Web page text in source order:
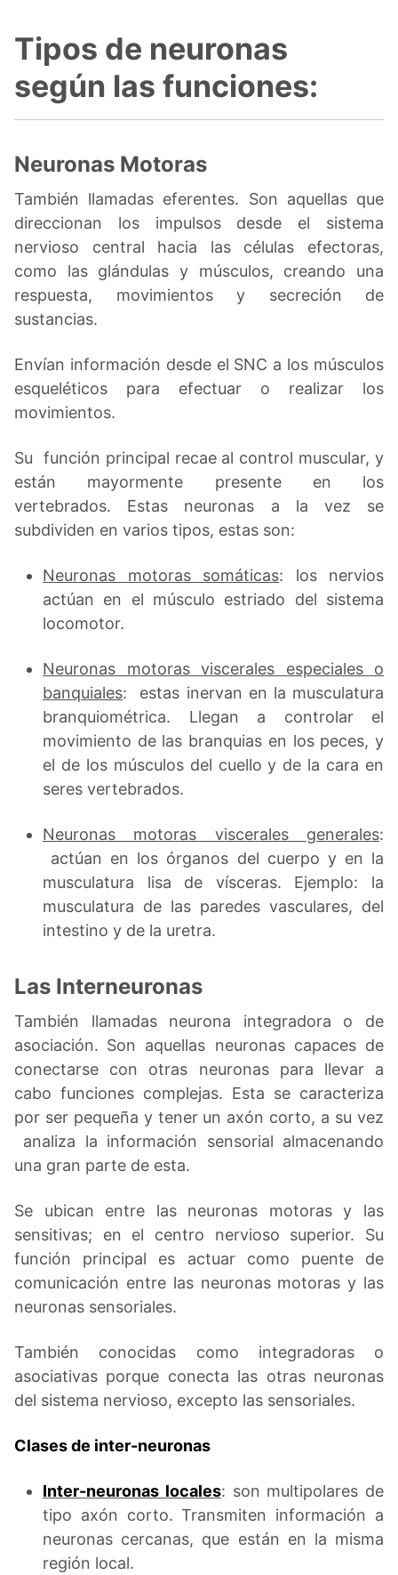
Tipos de neuronas
según las funciones:
Neuronas Motoras
También llamadas eferentes. Son aquellas que
direccionan los impulsos desde el sistema
nervioso central hacia las células efectoras,
como las glándulas y músculos, creando una
respuesta, movimientos y secreción de
sustancias.
Envían información desde el SNC a los músculos
esqueléticos para efectuar o realizar los
movimientos.
Su función principal recae al control muscular, y
están mayormente presente en los
vertebrados. Estas neuronas a la vez se
subdividen en varios tipos, estas son:
Neuronas motoras somáticas: los nervios
actúan en el músculo estriado del sistema
locomotor.
Neuronas motoras viscerales especiales o
banquiales: estas inervan en la musculatura
branquiométrica. Llegan a controlar el
movimiento de las branquias en los peces, y
el de los músculos del cuello y de la cara en
seres vertebrados.
Neuronas motoras viscerales generales:
actúan en los órganos del cuerpo y en la
musculatura lisa de vísceras. Ejemplo: la
musculatura de las paredes vasculares, del
intestino y de la uretra.
Las Interneuronas
También llamadas neurona integradora o de
asociación. Son aquellas neuronas capaces de
conectarse con otras neuronas para llevar a
cabo funciones complejas. Esta se caracteriza
por ser pequeña y tener un axón corto, a su vez
analiza la información sensorial almacenando
una gran parte de esta.
Se ubican entre las neuronas motoras y las
sensitivas; en el centro nervioso superior. Su
función principal es actuar como puente de
comunicación entre las neuronas motoras y las
neuronas sensoriales.
También conocidas como integradoras o
asociativas porque conecta las otras neuronas
del sistema nervioso, excepto las sensoriales.
Clases de inter-neuronas
Inter-neuronas locales: son multipolares de
tipo axón corto. Transmiten información a
neuronas cercanas, que están en la misma
región local.